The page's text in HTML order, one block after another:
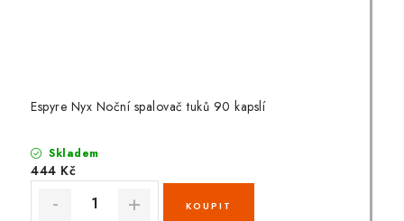
Espyre Nyx Noční spalovač tuků 90 kapslí
Skladem
444 Kč